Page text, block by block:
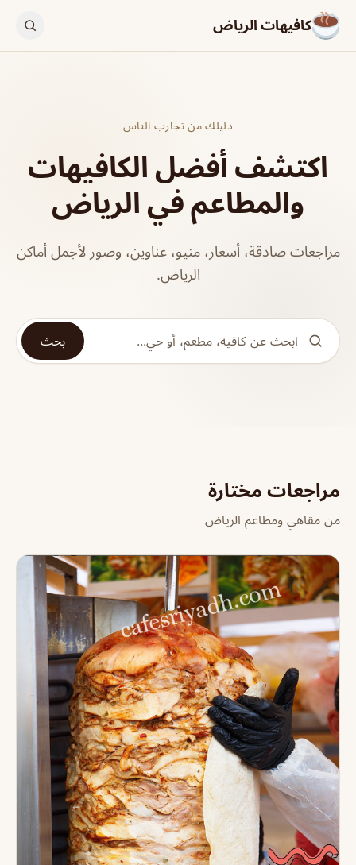
كافيهات الرياض
دليلك من تجارب الناس
اكتشف أفضل الكافيهات
والمطاعم في الرياض
مراجعات صادقة، أسعار، منيو، عناوين، وصور لأجمل أماكن
الرياض.
بحث
مراجعات مختارة
من مقاهي ومطاعم الرياض